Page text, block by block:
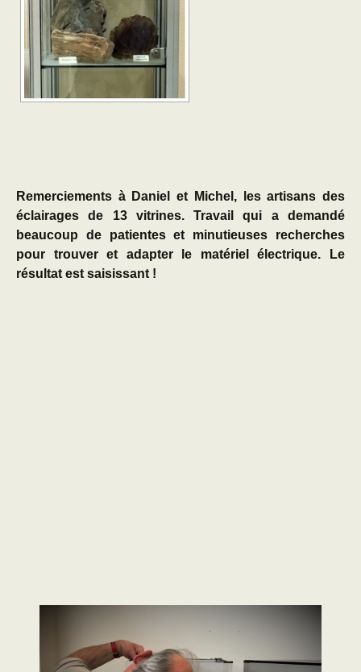
Remerciements à Daniel et Michel, les artisans des
éclairages de 13 vitrines. Travail qui a demandé
beaucoup de patientes et minutieuses recherches
pour trouver et adapter le matériel électrique. Le
résultat est saisissant !